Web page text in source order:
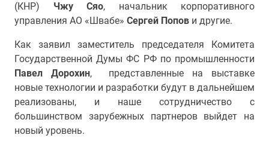
(КНР) Чжу Сяо, начальник корпоративного
управления АО «Швабе» Сергей Попов и другие.
Как заявил заместитель председателя Комитета
Государственной Думы ФС РФ по промышленности
Павел Дорохин, представленные на выставке
новые технологии и разработки будут в дальнейшем
реализованы, и наше сотрудничество с
большинством зарубежных партнеров выйдет на
новый уровень.